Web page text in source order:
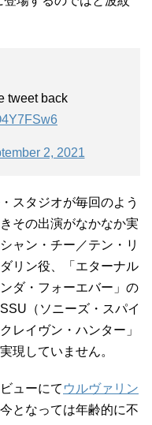
tweet back
2, 2021
スタジオが毎回のよう
その出演がなかなか実
ャン・チー／テン・リ
リン役、「エターナル
ダ・フォーエバー」の
（ソニーズ・スパイ
レイヴン・ハンター」
現していません。
ューにて ウルヴァリン
となっては年齢的に不